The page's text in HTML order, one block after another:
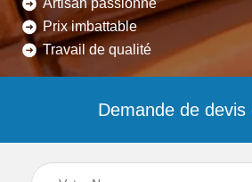
Artisan passionné
Prix imbattable
Travail de qualité
Demande de devis